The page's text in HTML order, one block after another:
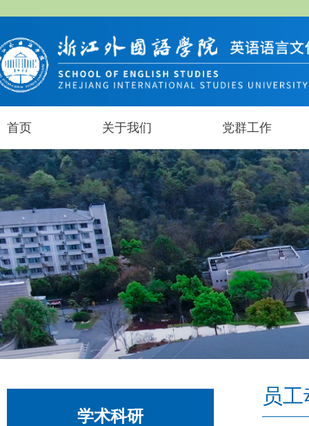
首页 关于我们 党群工作
学术科研
员